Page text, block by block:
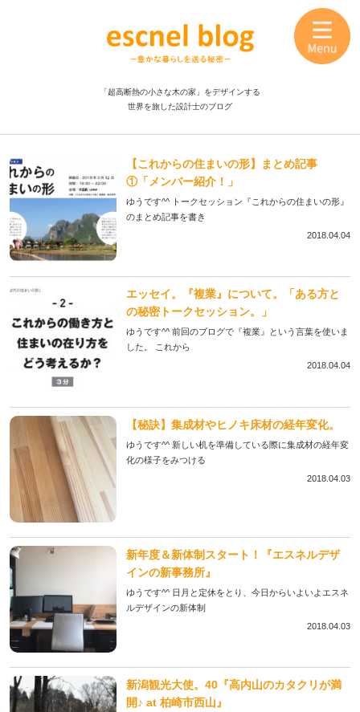
「超高断熱の小さな木の家」をデザインする
世界を旅した設計士のブログ
【これからの住まいの形】まとめ記事
①「メンバー紹介！」
ゆうです^^ トークセッション『これからの住まいの形』
のまとめ記事を書き
2018.04.04
エッセイ。『複業』について。「ある方と
の秘密トークセッション。」
ゆうです^^ 前回のブログで『複業』という言葉を使いま
した。 これから
2018.04.04
【秘訣】集成材やヒノキ床材の経年変化。
ゆうです^^ 新しい机を準備している際に集成材の経年変
化の様子をみつける
2018.04.03
新年度＆新体制スタート！『エスネルデザ
インの新事務所』
ゆうです^^ 日月と定休をとり、今日からいよいよエスネ
ルデザインの新体制
2018.04.03
新潟観光大使。40『高内山のカタクリが満
開♪ at 柏崎市西山』